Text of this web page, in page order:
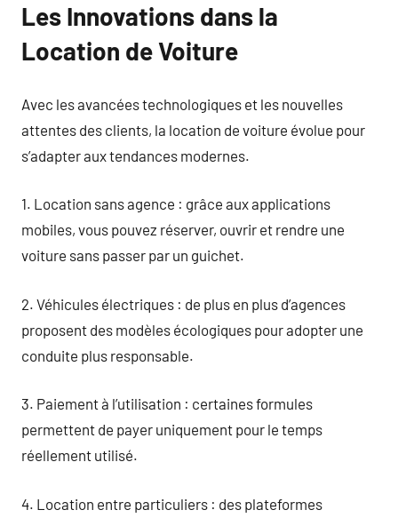
Les Innovations dans la
Location de Voiture
Avec les avancées technologiques et les nouvelles
attentes des clients, la location de voiture évolue pour
s’adapter aux tendances modernes.
1. Location sans agence : grâce aux applications
mobiles, vous pouvez réserver, ouvrir et rendre une
voiture sans passer par un guichet.
2. Véhicules électriques : de plus en plus d’agences
proposent des modèles écologiques pour adopter une
conduite plus responsable.
3. Paiement à l’utilisation : certaines formules
permettent de payer uniquement pour le temps
réellement utilisé.
4. Location entre particuliers : des plateformes